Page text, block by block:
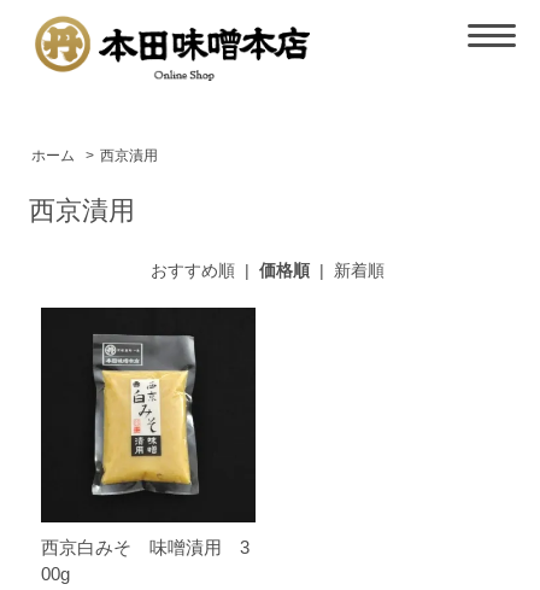
ホーム > 西京漬用
西京漬用
おすすめ順| 価格順| 新着順
西京白みそ 味噌漬用 3
00g